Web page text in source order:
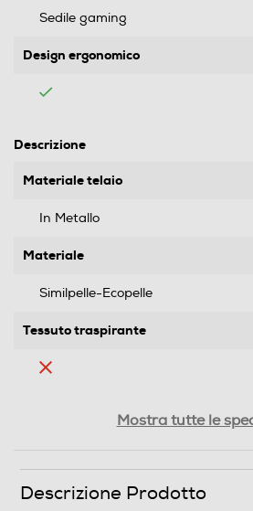
Sedile gaming
Design ergonomico
Descrizione
Materiale telaio
In Metallo
Materiale
Similpelle-Ecopelle
Tessuto traspirante
da corsa brevettato con telaio
Mostra tutte le
Descrizione Prodotto